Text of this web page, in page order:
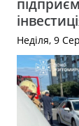
Неділя, 9